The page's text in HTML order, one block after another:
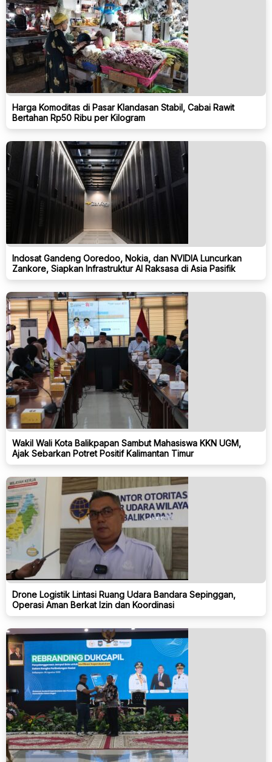
Harga Komoditas di Pasar Klandasan Stabil, Cabai Rawit
Bertahan Rp50 Ribu per Kilogram
Indosat Gandeng Ooredoo, Nokia, dan NVIDIA Luncurkan
Zankore, Siapkan Infrastruktur AI Raksasa di Asia Pasifik
Wakil Wali Kota Balikpapan Sambut Mahasiswa KKN UGM,
Ajak Sebarkan Potret Positif Kalimantan Timur
Drone Logistik Lintasi Ruang Udara Bandara Sepinggan,
Operasi Aman Berkat Izin dan Koordinasi